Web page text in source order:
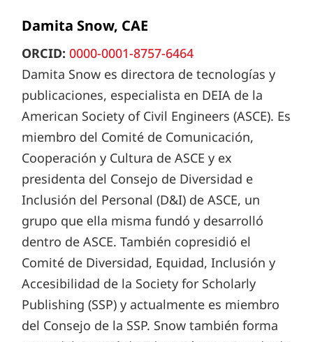
Damita Snow, CAE
ORCID: 0000-0001-8757-6464
Damita Snow es directora de tecnologías y
publicaciones, especialista en DEIA de la
American Society of Civil Engineers (ASCE). Es
miembro del Comité de Comunicación,
Cooperación y Cultura de ASCE y ex
presidenta del Consejo de Diversidad e
Inclusión del Personal (D&I) de ASCE, un
grupo que ella misma fundó y desarrolló
dentro de ASCE. También copresidió el
Comité de Diversidad, Equidad, Inclusión y
Accesibilidad de la Society for Scholarly
Publishing (SSP) y actualmente es miembro
del Consejo de la SSP. Snow también forma